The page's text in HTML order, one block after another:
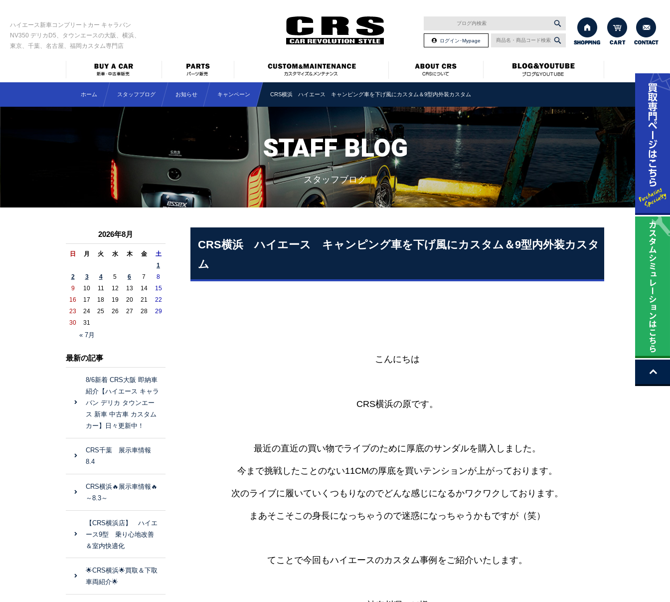
ハイエース新車コンプリートカー キャラバン
NV350 デリカD5、タウンエースの大阪、横浜、
東京、千葉、名古屋、福岡カスタム専門店
ログイン･Mypage
ホーム スタッフブログ お知らせ キャンペーン CRS横浜 ハイエース キャンピング車を下げ風にカスタム＆9型内外装カスタム
STAFF BLOG
スタッフブログ
CRS横浜 ハイエース キャンピング車を下げ風にカスタム＆9型内外装カスタ
ム
こんにちは
CRS横浜の原です。
最近の直近の買い物でライブのために厚底のサンダルを購入しました。
今まで挑戦したことのない11CMの厚底を買いテンションが上がっております。
次のライブに履いていくつもりなのでどんな感じになるかワクワクしております。
まあそこそこの身長になっちゃうので迷惑になっちゃうかもですが（笑）
てことで今回もハイエースのカスタム事例をご紹介いたします。
2026年8月
日 月 火 水 木 金 土
« 7月
1
2
3 4 5 6 7
8
9
10 11 12 13 14
15
16
17 18 19 20 21
22
23
24 25 26 27 28
29
30
31
最新の記事
8/6新着 CRS大阪 即納車
紹介【ハイエース キャラ
バン デリカ タウンエー
ス 新車 中古車 カスタム
カー】日々更新中！
CRS千葉 展示車情報
8.4
CRS横浜🔥展示車情報🔥
～8.3～
【CRS横浜店】 ハイエ
ース9型 乗り心地改善
＆室内快適化
🌟CRS横浜🌟買取＆下取
車両紹介🌟